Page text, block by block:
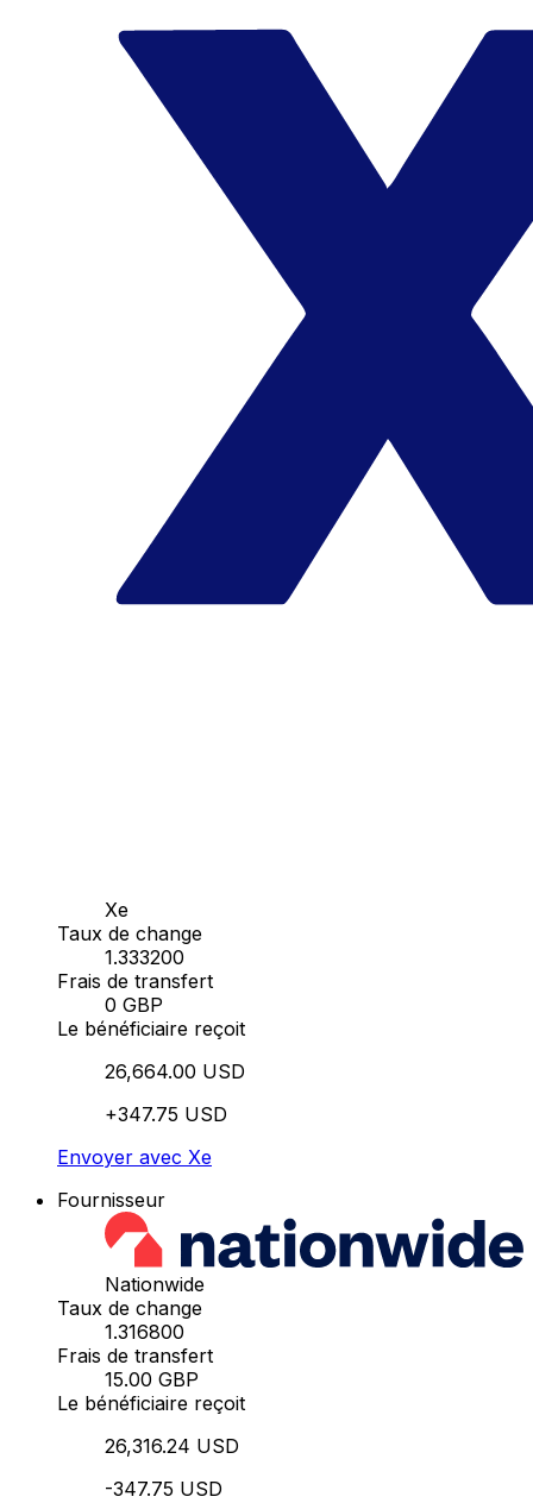
Xe
Taux de change
1.333200
Frais de transfert
0 GBP
Le bénéficiaire reçoit
26,664.00 USD
+347.75 USD
Envoyer avec Xe
Fournisseur
Nationwide
Taux de change
1.316800
Frais de transfert
15.00 GBP
Le bénéficiaire reçoit
26,316.24 USD
-347.75 USD